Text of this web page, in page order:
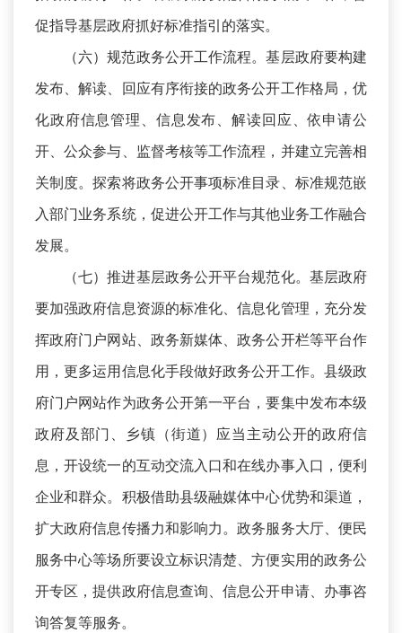
促指导基层政府抓好标准指引的落实。
（六）规范政务公开工作流程。基层政府要构建
发布、解读、回应有序衔接的政务公开工作格局，优
化政府信息管理、信息发布、解读回应、依申请公
开、公众参与、监督考核等工作流程，并建立完善相
关制度。探索将政务公开事项标准目录、标准规范嵌
入部门业务系统，促进公开工作与其他业务工作融合
发展。
（七）推进基层政务公开平台规范化。基层政府
要加强政府信息资源的标准化、信息化管理，充分发
挥政府门户网站、政务新媒体、政务公开栏等平台作
用，更多运用信息化手段做好政务公开工作。县级政
府门户网站作为政务公开第一平台，要集中发布本级
政府及部门、乡镇（街道）应当主动公开的政府信
息，开设统一的互动交流入口和在线办事入口，便利
企业和群众。积极借助县级融媒体中心优势和渠道，
扩大政府信息传播力和影响力。政务服务大厅、便民
服务中心等场所要设立标识清楚、方便实用的政务公
开专区，提供政府信息查询、信息公开申请、办事咨
询答复等服务。